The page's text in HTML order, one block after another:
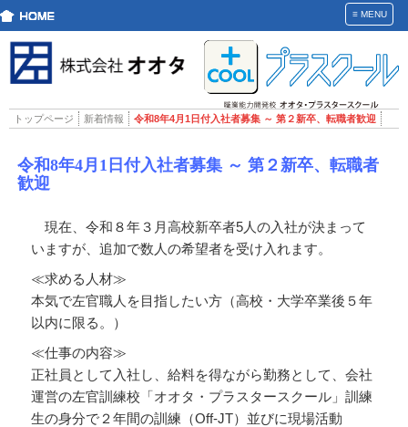
≡MENU
トップページ 新着情報 令和8年4月1日付入社者募集 ～ 第２新卒、転職者歓迎
令和8年4月1日付入社者募集 ～ 第２新卒、転職者
歓迎
現在、令和８年３月高校新卒者5人の入社が決まって
いますが、追加で数人の希望者を受け入れます。
≪求める人材≫
本気で左官職人を目指したい方（高校・大学卒業後５年
以内に限る。）
≪仕事の内容≫
正社員として入社し、給料を得ながら勤務として、会社
運営の左官訓練校「オオタ・プラスタースクール」訓練
生の身分で２年間の訓練（Off-JT）並びに現場活動